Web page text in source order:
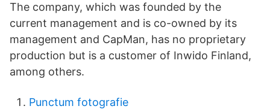
The company, which was founded by the
current management and is co-owned by its
management and CapMan, has no proprietary
production but is a customer of Inwido Finland,
among others.
Punctum fotografie